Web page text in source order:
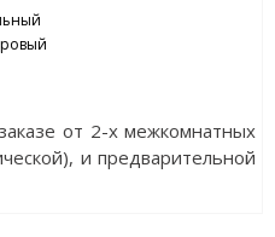
от 2-х межкомнатных
и предварительной